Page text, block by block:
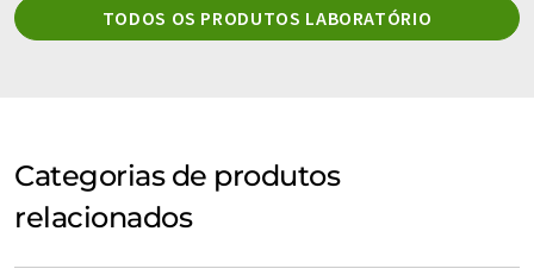
TODOS OS PRODUTOS LABORATÓRIO
Categorias de produtos
relacionados